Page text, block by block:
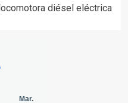
locomotora diésel eléctrica